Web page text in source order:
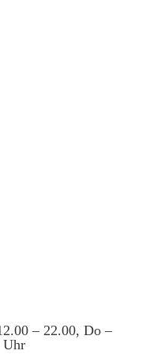
– 22.00, Do –
Uhr